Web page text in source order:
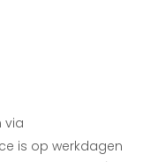
via
is op werkdagen